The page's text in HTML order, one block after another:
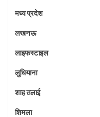
मध्य प्रदेश
लखनऊ
लाइफस्टाइल
लुधियाना
शाह तलाई
शिमला